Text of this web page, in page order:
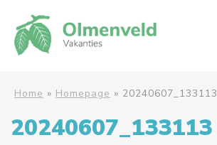
Home » Homepage » 20240607_133113
20240607_133113